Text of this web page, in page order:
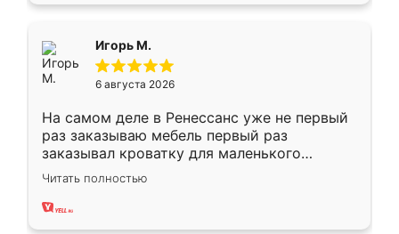
Игорь М.
6 августа 2026
На самом деле в Ренессанс уже не первый
раз заказываю мебель первый раз
заказывал кроватку для маленького
ребёнка при его рождении ,во второй раз
заказал шкаф-купе. По качеству очень
хорошее сборка достаточно быстрая,
Читать полностью